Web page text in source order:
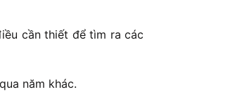
cần thiết để tìm ra các
năm khác.